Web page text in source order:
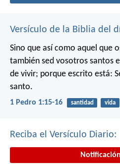
Versículo de la Biblia del
Sino que así como aquel que
también sed vosotros santos
de vivir; porque escrito está:
santo.
1 Pedro 1:15-16 santidad vida
Reciba el Versículo Diario: